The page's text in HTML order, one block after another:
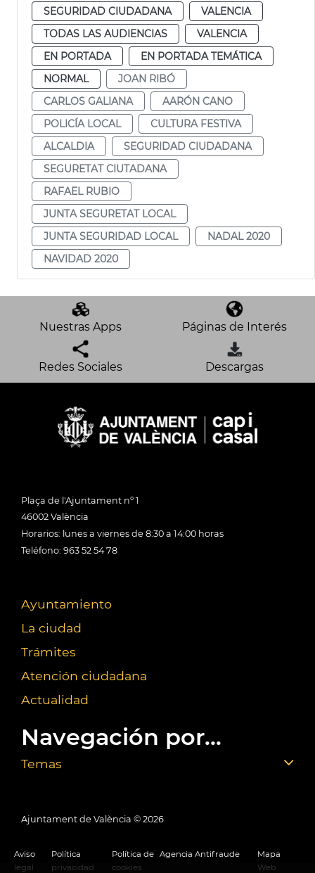
SEGURIDAD CIUDADANA
VALENCIA
TODAS LAS AUDIENCIAS
VALENCIA
EN PORTADA
EN PORTADA TEMÁTICA
NORMAL
JOAN RIBÓ
CARLOS GALIANA
AARÓN CANO
POLICÍA LOCAL
CULTURA FESTIVA
ALCALDIA
SEGURIDAD CIUDADANA
SEGURETAT CIUTADANA
RAFAEL RUBIO
JUNTA SEGURETAT LOCAL
JUNTA SEGURIDAD LOCAL
NADAL 2020
NAVIDAD 2020
Nuestras Apps Páginas de Interés
Redes Sociales Descargas
Plaça de l'Ajuntament nº 1
46002 València
Horarios: lunes a viernes de 8:30 a 14:00 horas
Teléfono: 963 52 54 78
Ayuntamiento
La ciudad
Trámites
Atención ciudadana
Actualidad
Navegación por...
Temas
Ajuntament de València © 2026
Aviso
legal
Política
privacidad
Política de
cookies
Agencia Antifraude
Mapa
Web